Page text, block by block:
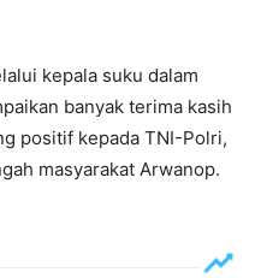
kepala suku dalam
banyak terima kasih
positif kepada TNI-Polri,
masyarakat Arwanop.